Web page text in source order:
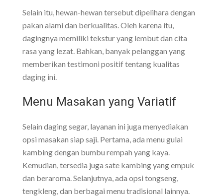
Selain itu, hewan-hewan tersebut dipelihara dengan
pakan alami dan berkualitas. Oleh karena itu,
dagingnya memiliki tekstur yang lembut dan cita
rasa yang lezat. Bahkan, banyak pelanggan yang
memberikan testimoni positif tentang kualitas
daging ini.
Menu Masakan yang Variatif
Selain daging segar, layanan ini juga menyediakan
opsi masakan siap saji. Pertama, ada menu gulai
kambing dengan bumbu rempah yang kaya.
Kemudian, tersedia juga sate kambing yang empuk
dan beraroma. Selanjutnya, ada opsi tongseng,
tengkleng, dan berbagai menu tradisional lainnya.